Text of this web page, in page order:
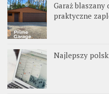
Garaż blaszany
praktyczne
Najlepszy